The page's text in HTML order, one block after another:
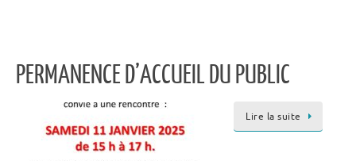
PERMANENCE D’ACCUEIL DU PUBLIC
Lire la suite